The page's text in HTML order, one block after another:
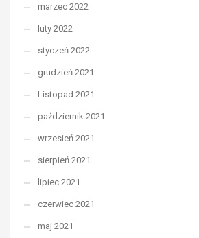
marzec 2022
luty 2022
styczeń 2022
grudzień 2021
Listopad 2021
październik 2021
wrzesień 2021
sierpień 2021
lipiec 2021
czerwiec 2021
maj 2021